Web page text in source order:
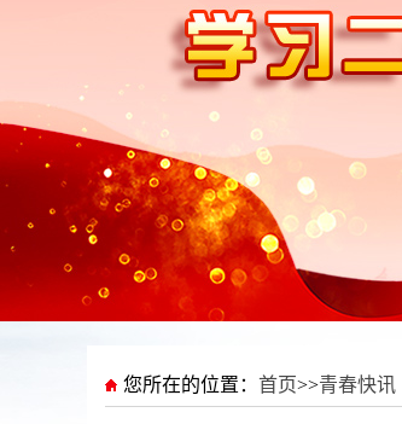
您所在的位置： 首页>>青春快讯